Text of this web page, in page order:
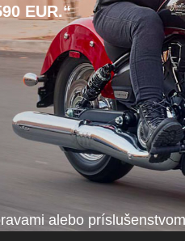
EUR.“
alebo